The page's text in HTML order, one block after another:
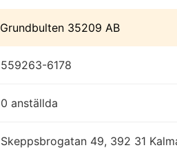
Grundbulten 35209 AB
559263-6178
0 anställda
Skeppsbrogatan 49, 392 31